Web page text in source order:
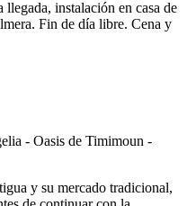
llegada, instalación en casa de
Fin de día libre. Cena y
y su mercado tradicional,